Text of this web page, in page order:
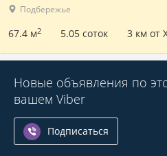
Подбережье
67.4 м2 5.05 соток 3 км от
Новые объявления по
вашем Viber
Подписаться